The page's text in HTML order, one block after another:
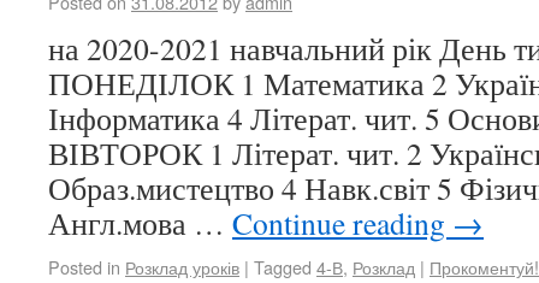
на 2020-2021 навчальний рік День
ПОНЕДІЛОК 1 Математика 2
Інформатика 4 Літерат. чит. 5
ВІВТОРОК 1 Літерат. чит. 2
Образ.мистецтво 4 Навк.світ 5
Англ.мова … Continue reading →
Posted in Розклад уроків | Tagged 4-В, Розклад | Прокоментуй!